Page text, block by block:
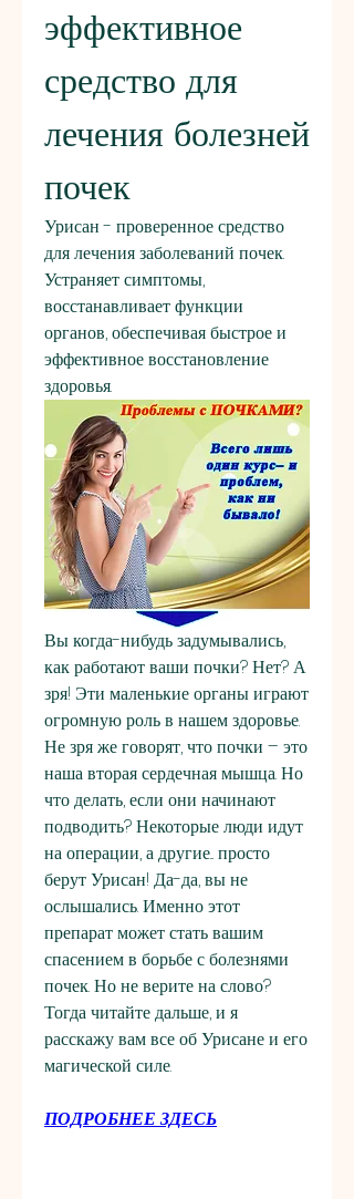
эффективное
средство для
лечения болезней
почек
Урисан - проверенное средство
для лечения заболеваний почек.
Устраняет симптомы,
восстанавливает функции
органов, обеспечивая быстрое и
эффективное восстановление
здоровья.
Вы когда-нибудь задумывались,
как работают ваши почки? Нет? А
зря! Эти маленькие органы играют
огромную роль в нашем здоровье.
Не зря же говорят, что почки – это
наша вторая сердечная мышца. Но
что делать, если они начинают
подводить? Некоторые люди идут
на операции, а другие... просто
берут Урисан! Да-да, вы не
ослышались. Именно этот
препарат может стать вашим
спасением в борьбе с болезнями
почек. Но не верите на слово?
Тогда читайте дальше, и я
расскажу вам все об Урисане и его
магической силе.
ПОДРОБНЕЕ ЗДЕСЬ